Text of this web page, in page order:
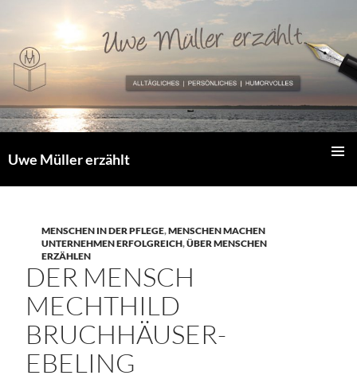
Inhalt
springen
Uwe Müller erzählt
MENÜ
MENSCHEN IN DER PFLEGE,MENSCHEN MACHEN
UNTERNEHMEN ERFOLGREICH,ÜBER MENSCHEN
ERZÄHLEN
DER MENSCH
MECHTHILD
BRUCHHÄUSER-
EBELING